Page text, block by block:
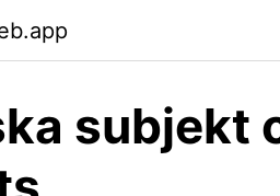
subjekt